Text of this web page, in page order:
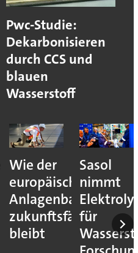
Pwc-Studie:
Dekarbonisieren
durch CCS und
blauen
Wasserstoff
Wie der
europäische
Anlagenbau
zukunftsfähig
bleibt
Sasol
nimmt
für